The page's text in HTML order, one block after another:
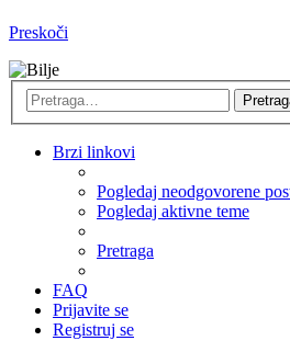
Preskoči
Brzi linkovi
Pogledaj neodgovorene
Pogledaj aktivne teme
Pretraga
FAQ
Prijavite se
Registruj se